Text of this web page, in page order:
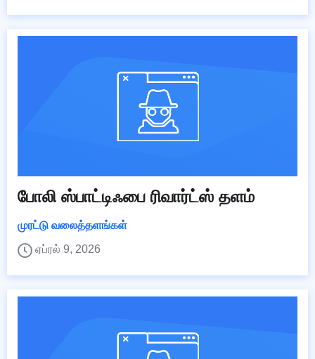
போலி ஸ்பாட்டிஃபை ரிவார்ட்ஸ் தளம்
முரட்டு வலைத்தளங்கள்
ஏப்ரல் 9, 2026